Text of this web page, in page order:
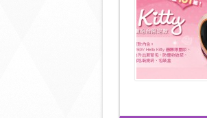
量
101]
Hello
Kitty
Sony